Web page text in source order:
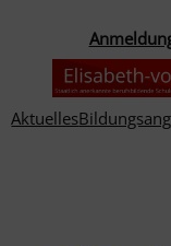
springen
Aktuelles